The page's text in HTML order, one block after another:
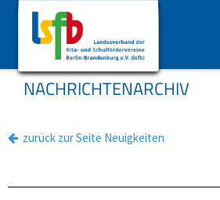
NACHRICHTENARCHIV
zurück zur Seite Neuigkeiten